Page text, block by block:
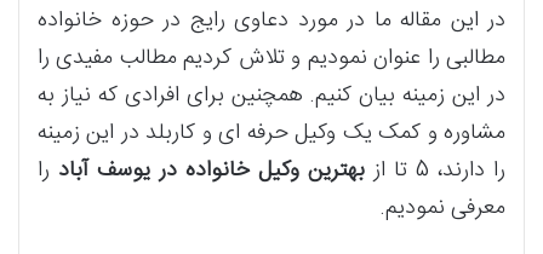
در این مقاله ما در مورد دعاوی رایج در حوزه خانواده
مطالبی را عنوان نمودیم و تلاش کردیم مطالب مفیدی را
در این زمینه بیان کنیم. همچنین برای افرادی که نیاز به
مشاوره و کمک یک وکیل حرفه ای و کاربلد در این زمینه
را دارند، 5 تا از
بهترین وکیل خانواده در یوسف آباد را
معرفی نمودیم.